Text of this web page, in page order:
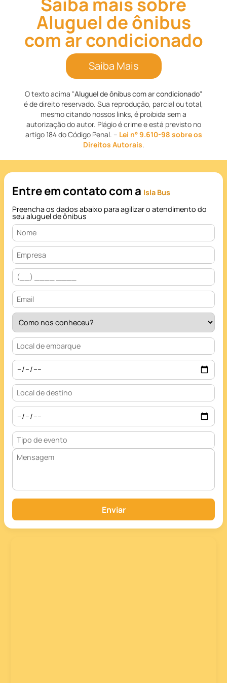
Aluguel de ônibus
com ar condicionado
Saiba Mais
O texto acima "Aluguel de ônibus com ar condicionado"
é de direito reservado. Sua reprodução, parcial ou total,
mesmo citando nossos links, é proibida sem a
autorização do autor. Plágio é crime e está previsto no
artigo 184 do Código Penal. – Lei n° 9.610-98 sobre os
Direitos Autorais.
Entre em contato com a Isla Bus
Preencha os dados abaixo para agilizar o atendimento do
seu aluguel de ônibus